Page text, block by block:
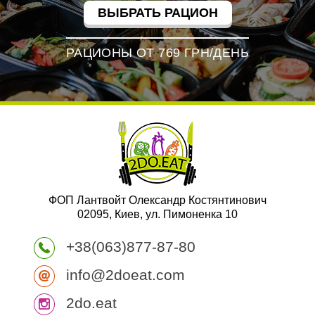
ВЫБРАТЬ РАЦИОН
РАЦИОНЫ ОТ 769 ГРН/ДЕНЬ
ФОП Лантвойт Олександр Костянтинович
02095, Киев, ул. Пимоненка 10
+38(063)877-87-80
info@2doeat.com
2do.eat